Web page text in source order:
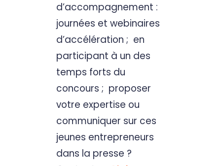
d’accompagnement :
journées et webinaires
d’accélération ; en
participant à un des
temps forts du
concours ; proposer
votre expertise ou
communiquer sur ces
jeunes entrepreneurs
dans la presse ?